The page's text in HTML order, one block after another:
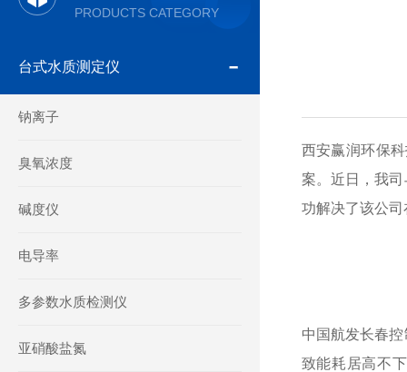
PRODUCTS CATEGORY
台式水质测定仪
钠离子
臭氧浓度
碱度仪
电导率
多参数水质检测仪
亚硝酸盐氮
西安赢润环保
案。近日，我
功解决了该公
中国航发长春
致能耗居高不